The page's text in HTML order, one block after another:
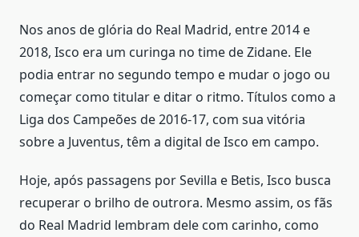
Nos anos de glória do Real Madrid, entre 2014 e
2018, Isco era um curinga no time de Zidane. Ele
podia entrar no segundo tempo e mudar o jogo ou
começar como titular e ditar o ritmo. Títulos como a
Liga dos Campeões de 2016-17, com sua vitória
sobre a Juventus, têm a digital de Isco em campo.
Hoje, após passagens por Sevilla e Betis, Isco busca
recuperar o brilho de outrora. Mesmo assim, os fãs
do Real Madrid lembram dele com carinho, como